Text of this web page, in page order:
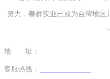
努力，善群实业已成为台湾地区
地 址：
客服热线：